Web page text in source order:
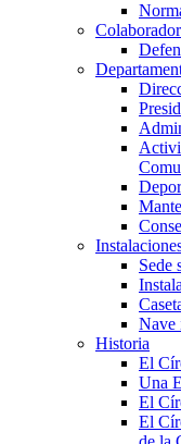
Sede
Nave
Historia
El
Una
El
El